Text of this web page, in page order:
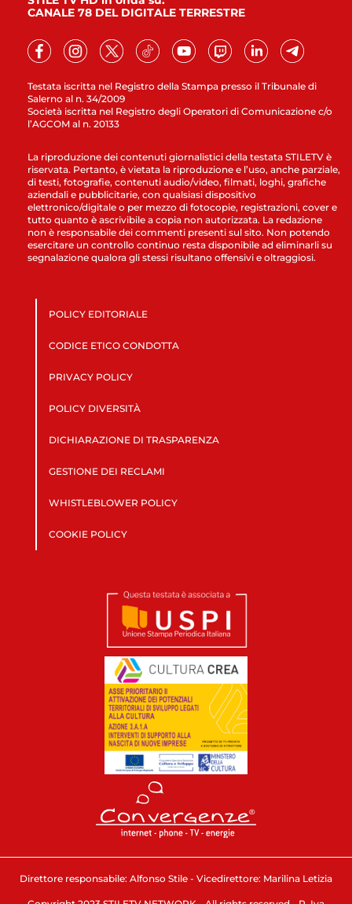
Testata iscritta nel Registro della Stampa presso il Tribunale di
Salerno al n. 34/2009
Società iscritta nel Registro degli Operatori di Comunicazione c/o
l’AGCOM al n. 20133
CANALE 78 DEL DIGITALE TERRESTRE
La riproduzione dei contenuti giornalistici della testata STILETV è
riservata. Pertanto, è vietata la riproduzione e l’uso, anche parziale,
di testi, fotografie, contenuti audio/video, filmati, loghi, grafiche
aziendali e pubblicitarie, con qualsiasi dispositivo
elettronico/digitale o per mezzo di fotocopie, registrazioni, cover e
tutto quanto è ascrivibile a copia non autorizzata. La redazione
non è responsabile dei commenti presenti sul sito. Non potendo
esercitare un controllo continuo resta disponibile ad eliminarli su
segnalazione qualora gli stessi risultano offensivi e oltraggiosi.
POLICY EDITORIALE
CODICE ETICO CONDOTTA
PRIVACY POLICY
POLICY DIVERSITÀ
DICHIARAZIONE DI TRASPARENZA
GESTIONE DEI RECLAMI
WHISTLEBLOWER POLICY
COOKIE POLICY
Direttore responsabile: Alfonso Stile - Vicedirettore: Marilina Letizia